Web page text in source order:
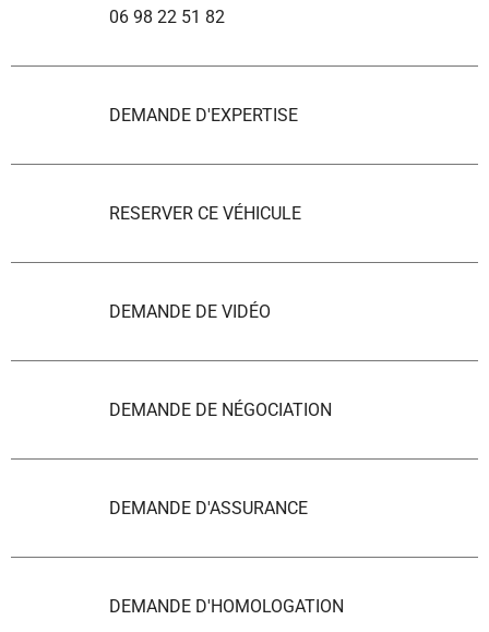
06 98 22 51 82
DEMANDE D'EXPERTISE
RESERVER CE VÉHICULE
DEMANDE DE VIDÉO
DEMANDE DE NÉGOCIATION
DEMANDE D'ASSURANCE
DEMANDE D'HOMOLOGATION